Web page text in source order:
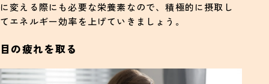
に変える際にも必要な栄養素なので、積極的に摂取し
てエネルギー効率を上げていきましょう。
目の疲れを取る